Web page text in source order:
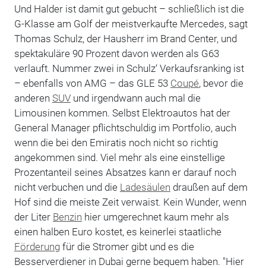
Und Halder ist damit gut gebucht – schließlich ist die
G-Klasse am Golf der meistverkaufte Mercedes, sagt
Thomas Schulz, der Hausherr im Brand Center, und
spektakuläre 90 Prozent davon werden als G63
verlauft. Nummer zwei in Schulz‘ Verkaufsranking ist
– ebenfalls von AMG – das GLE 53 Coupé, bevor die
anderen SUVund irgendwann auch mal die
Limousinen kommen. Selbst Elektroautos hat der
General Manager pflichtschuldig im Portfolio, auch
wenn die bei den Emiratis noch nicht so richtig
angekommen sind. Viel mehr als eine einstellige
Prozentanteil seines Absatzes kann er darauf noch
nicht verbuchen und die Ladesäulen draußen auf dem
Hof sind die meiste Zeit verwaist. Kein Wunder, wenn
der Liter Benzin hier umgerechnet kaum mehr als
einen halben Euro kostet, es keinerlei staatliche
Förderungfür die Stromer gibt und es die
Besserverdiener in Dubai gerne bequem haben. "Hier